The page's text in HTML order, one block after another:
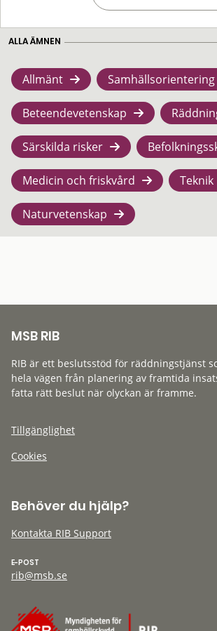
ALLA ÄMNEN
Allmänt Samhällsorientering
Beteendevetenskap
Särskilda risker
Medicin och friskvård Teknik
Naturvetenskap
MSB RIB
RIB är ett beslutsstöd för räddningstjänst
hela vägen från planering av framtida
fatta rätt beslut när olyckan är framme.
Tillgänglighet
Cookies
Behöver du hjälp?
Kontakta RIB Support
E-POST
rib@msb.se